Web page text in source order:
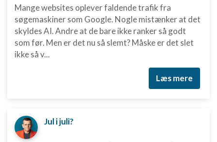
Mange websites oplever faldende trafik fra
søgemaskiner som Google. Nogle mistænker at det
skyldes AI. Andre at de bare ikke ranker så godt
som før. Men er det nu så slemt? Måske er det slet
ikke så v...
Læs mere
Jul i juli?